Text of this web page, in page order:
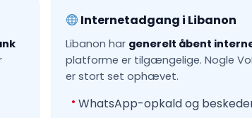
Internetadgang i Libanon
Libanon har generelt åbent
platforme er tilgængelige. Nogle
er stort set ophævet.
WhatsApp-opkald og